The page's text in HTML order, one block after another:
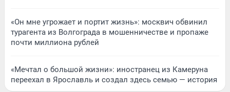
«Он мне угрожает и портит жизнь»: москвич обвинил
турагента из Волгограда в мошенничестве и пропаже
почти миллиона рублей
«Мечтал о большой жизни»: иностранец из Камеруна
переехал в Ярославль и создал здесь семью — история